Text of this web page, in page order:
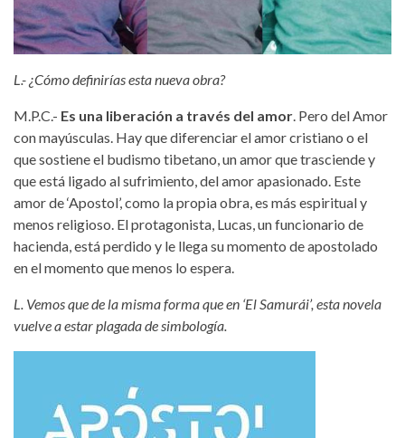
L.- ¿Cómo definirías esta nueva obra?
M.P.C.- Es una liberación a través del amor . Pero del Amor
con mayúsculas. Hay que diferenciar el amor cristiano o el
que sostiene el budismo tibetano, un amor que trasciende y
que está ligado al sufrimiento, del amor apasionado. Este
amor de ‘Apostol’, como la propia obra, es más espiritual y
menos religioso. El protagonista, Lucas, un funcionario de
hacienda, está perdido y le llega su momento de apostolado
en el momento que menos lo espera.
L. Vemos que de la misma forma que en ‘El Samurái’, esta novela
vuelve a estar plagada de simbología.